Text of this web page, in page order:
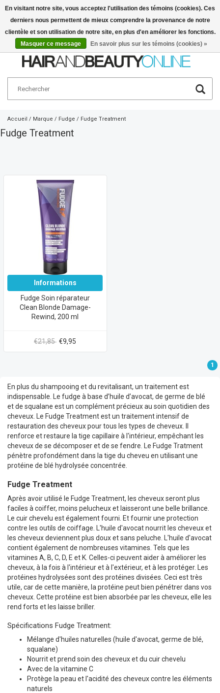
Français
Accueil / Marque / Fudge / Fudge Treatment
Fudge Treatment
Informations
Fudge Soin réparateur
Clean Blonde Damage-
Rewind, 200 ml
€21,85 €9,95
1
En plus du shampooing et du revitalisant, un traitement est
indispensable. Le fudge à base d’huile d’avocat, de germe de blé
et de squalane est un complément précieux au soin quotidien des
cheveux. Le Fudge Treatment est un traitement intensif de
restauration des cheveux pour tous les types de cheveux. Il
renforce et restaure la tige capillaire à l'intérieur, empêchant les
cheveux de se décomposer et de se fendre. Le Fudge Tratment
pénètre profondément dans la tige du cheveu en utilisant une
protéine de blé hydrolysée concentrée.
Fudge Treatment
Après avoir utilisé le Fudge Treatment, les cheveux seront plus
faciles à coiffer, moins pelucheux et laisseront une belle brillance.
Le cuir chevelu est également fourni. Et fournir une protection
contre les outils de coiffage. L'huile d'avocat nourrit les cheveux et
les cheveux deviennent plus doux et sans peluche. L'huile d'avocat
contient également de nombreuses vitamines. Tels que les
vitamines A, B, C, D, E et K. Celles-ci peuvent aider à améliorer les
cheveux, à la fois à l'intérieur et à l'extérieur, et à les protéger. Les
protéines hydrolysées sont des protéines divisées. Ceci est très
utile, car de cette manière, la protéine peut bien pénétrer dans vos
cheveux. Cette protéine est bien absorbée par les cheveux, elle les
rend forts et les laisse briller.
Spécifications Fudge Treatment:
Mélange d'huiles naturelles (huile d'avocat, germe de blé,
squalane)
Nourrit et prend soin des cheveux et du cuir chevelu
Avec de la vitamine C
Protège la peau et l'acidité des cheveux contre les éléments
naturels
En visitant notre site, vous acceptez l'utilisation des témoins (cookies). Ces
derniers nous permettent de mieux comprendre la provenance de notre
clientèle et son utilisation de notre site, en plus d'en améliorer les fonctions.
Masquer ce message
En savoir plus sur les témoins (cookies) »